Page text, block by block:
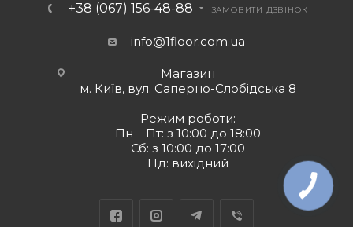
+38 (067) 156-48-88 ЗАМОВИТИ ДЗВІНОК
info@1floor.com.ua
Магазин
м. Київ, вул. Саперно-Слобідська 8
Режим роботи:
Пн – Пт: з 10:00 до 18:00
Сб: з 10:00 до 17:00
Нд: вихідний